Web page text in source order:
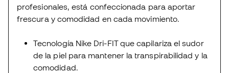
profesionales, está confeccionada para aportar
frescura y comodidad en cada movimiento.
Tecnología Nike Dri-FIT que capilariza el sudor
de la piel para mantener la transpirabilidad y la
comodidad.